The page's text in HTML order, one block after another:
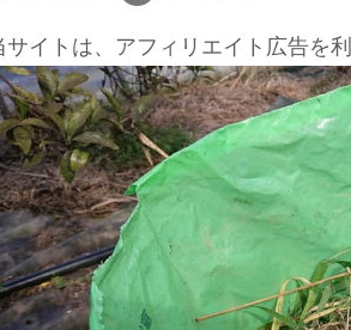
イトは、アフィリエイト広告を